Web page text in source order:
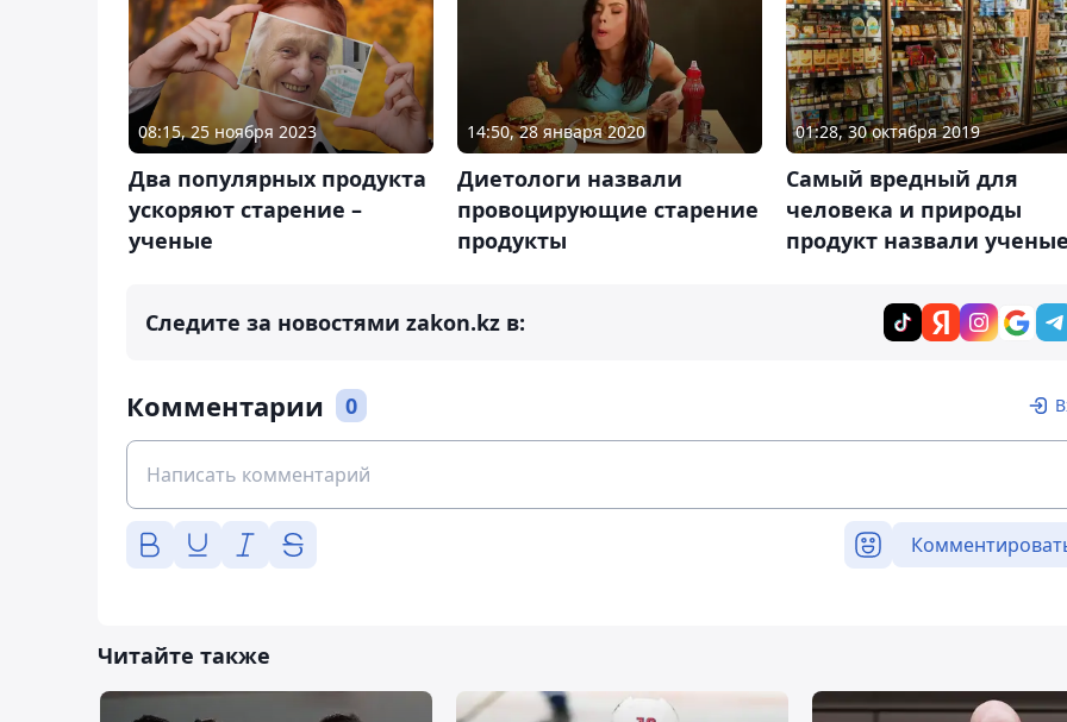
08:15, 25 ноября 2023
Два популярных продукта
ускоряют старение –
ученые
14:50, 28 января 2020
Диетологи назвали
провоцирующие старение
продукты
01:28, 30 октября 2019
Самый вредный для
человека и природы
продукт назвали
Следите за новостями zakon.kz в:
Комментарии 0
Читайте также